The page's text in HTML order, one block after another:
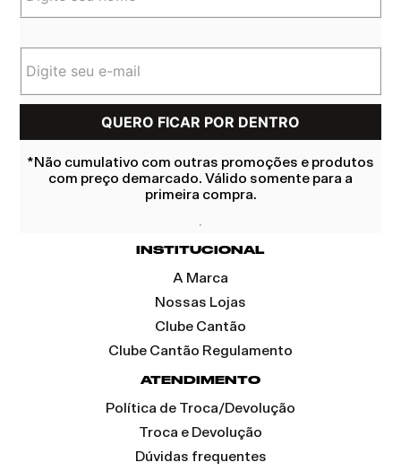
*Não cumulativo com outras promoções e produtos
com preço demarcado. Válido somente para a
primeira compra.
INSTITUCIONAL
A Marca
Nossas Lojas
Clube Cantão
Clube Cantão Regulamento
ATENDIMENTO
Política de Troca/Devolução
Troca e Devolução
Dúvidas frequentes